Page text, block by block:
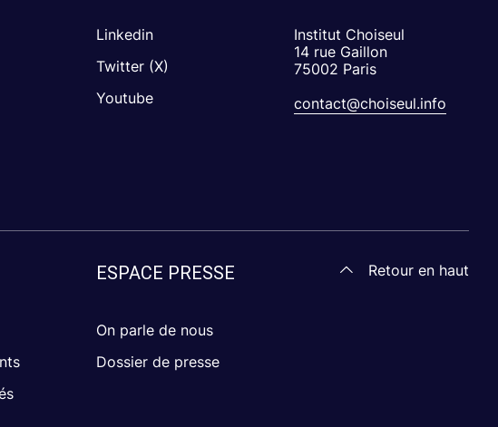
Linkedin
Twitter (X)
Youtube
Institut Choiseul
14 rue Gaillon
75002 Paris
contact@choiseul.info
ESPACE PRESSE
On parle de nous
Dossier de presse
Retour en haut